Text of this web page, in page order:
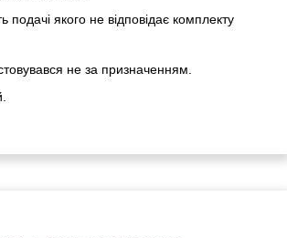
подачі якого не відповідає комплекту
не за призначенням.